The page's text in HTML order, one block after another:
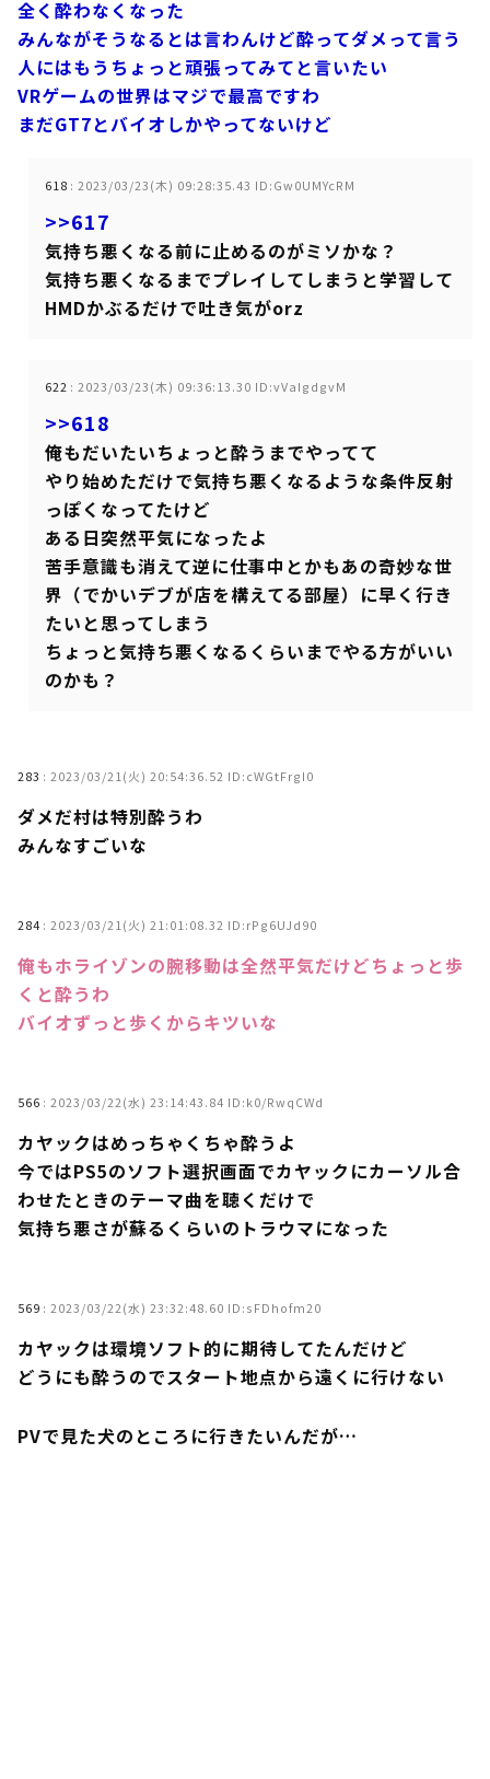
全く酔わなくなった
みんながそうなるとは言わんけど酔ってダメって言う
人にはもうちょっと頑張ってみてと言いたい
VRゲームの世界はマジで最高ですわ
まだGT7とバイオしかやってないけど
618 : 2023/03/23(木) 09:28:35.43 ID:Gw0UMYcRM
>>617
気持ち悪くなる前に止めるのがミソかな？
気持ち悪くなるまでプレイしてしまうと学習して
HMDかぶるだけで吐き気がorz
622 : 2023/03/23(木) 09:36:13.30 ID:vVaIgdgvM
>>618
俺もだいたいちょっと酔うまでやってて
やり始めただけで気持ち悪くなるような条件反射
っぽくなってたけど
ある日突然平気になったよ
苦手意識も消えて逆に仕事中とかもあの奇妙な世
界（でかいデブが店を構えてる部屋）に早く行き
たいと思ってしまう
ちょっと気持ち悪くなるくらいまでやる方がいい
のかも？
283 : 2023/03/21(火) 20:54:36.52 ID:cWGtFrgI0
ダメだ村は特別酔うわ
みんなすごいな
284 : 2023/03/21(火) 21:01:08.32 ID:rPg6UJd90
俺もホライゾンの腕移動は全然平気だけどちょっと歩
くと酔うわ
バイオずっと歩くからキツいな
566 : 2023/03/22(水) 23:14:43.84 ID:k0/RwqCWd
カヤックはめっちゃくちゃ酔うよ
今ではPS5のソフト選択画面でカヤックにカーソル合
わせたときのテーマ曲を聴くだけで
気持ち悪さが蘇るくらいのトラウマになった
569 : 2023/03/22(水) 23:32:48.60 ID:sFDhofm20
カヤックは環境ソフト的に期待してたんだけど
どうにも酔うのでスタート地点から遠くに行けない
PVで見た犬のところに行きたいんだが…